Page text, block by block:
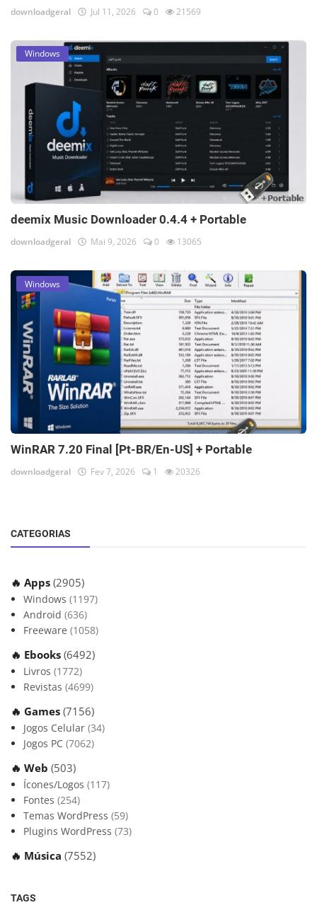
downloadgeral Jul 11, 2026 0 21569
Windows
deemix Music Downloader 0.4.4 + Portable
downloadgeral Mai 9, 2026 0 13065
Windows
WinRAR 7.20 Final [Pt-BR/En-US] + Portable
downloadgeral Fev 7, 2026 1 20326
CATEGORIAS
🔥 Apps (2905)
Windows (1197)
Android (636)
Freeware (1058)
🔥 Ebooks (6492)
Livros (1772)
Revistas (4699)
🔥 Games (7156)
Jogos Celular (34)
Jogos PC (7062)
🔥 Web (503)
Ícones/Logos (117)
Fontes (254)
Temas WordPress (59)
Plugins WordPress (73)
🔥 Música (7552)
TAGS